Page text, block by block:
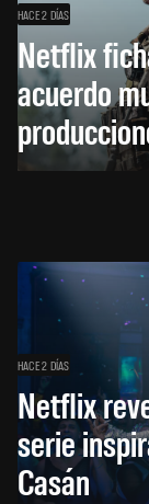
HACE 2 DÍAS
Netflix
acuerdo
HACE 2 DÍAS
Netflix
serie
Casán